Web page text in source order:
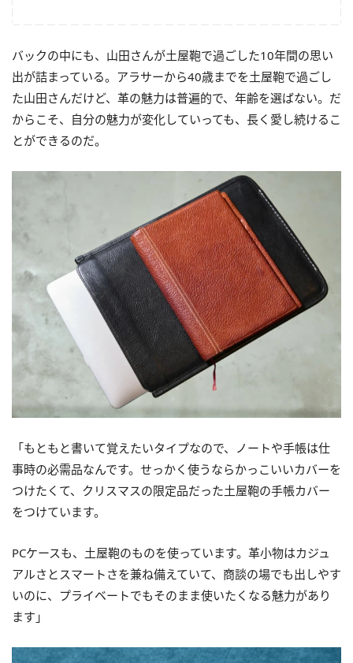
バックの中にも、山田さんが土屋鞄で過ごした10年間の思い
出が詰まっている。アラサーから40歳までを土屋鞄で過ごし
た山田さんだけど、革の魅力は普遍的で、年齢を選ばない。だ
からこそ、自分の魅力が変化していっても、長く愛し続けるこ
とができるのだ。
「もともと書いて覚えたいタイプなので、ノートや手帳は仕
事時の必需品なんです。せっかく使うならかっこいいカバーを
つけたくて、クリスマスの限定品だった土屋鞄の手帳カバー
をつけています。
PCケースも、土屋鞄のものを使っています。革小物はカジュ
アルさとスマートさを兼ね備えていて、商談の場でも出しやす
いのに、プライベートでもそのまま使いたくなる魅力があり
ます」